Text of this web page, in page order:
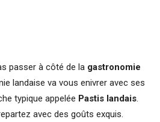
passer à côté de la gastronomie
landaise va vous enivrer avec ses
typique appelée Pastis landais
avec des goûts exquis.